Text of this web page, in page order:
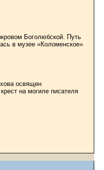
Боголюбской. Путь
в музее «Коломенское»
освящен
на могиле писателя